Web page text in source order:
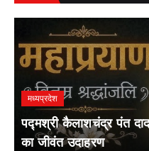
मध्यप्रदेश
पद्मश्री कैलाशचंद्र पंत
का जीवंत उदाहरण